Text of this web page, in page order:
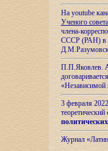
На youtube
Ученого
члена-
СССР (РАН) в
П.П.Яковлев.
«Независимой
3 февраля
теоретический
Журнал